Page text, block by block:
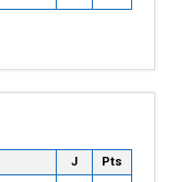
J Pts